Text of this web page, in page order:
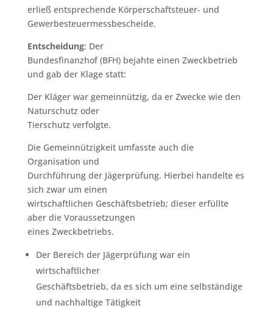
erließ entsprechende Körperschaftsteuer- und
Gewerbesteuermessbescheide.
Entscheidung: Der
Bundesfinanzhof (BFH) bejahte einen Zweckbetrieb
und gab der Klage statt:
Der Kläger war gemeinnützig, da er Zwecke wie den
Naturschutz oder
Tierschutz verfolgte.
Die Gemeinnützigkeit umfasste auch die
Organisation und
Durchführung der Jägerprüfung. Hierbei handelte es
sich zwar um einen
wirtschaftlichen Geschäftsbetrieb; dieser erfüllte
aber die Voraussetzungen
eines Zweckbetriebs.
Der Bereich der Jägerprüfung war ein
wirtschaftlicher
Geschäftsbetrieb, da es sich um eine selbständige
und nachhaltige Tätigkeit